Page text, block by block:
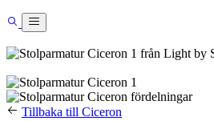
Tillbaka till Ciceron